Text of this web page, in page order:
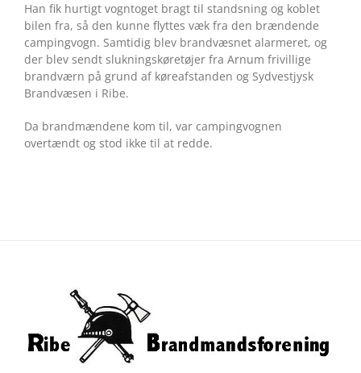
Han fik hurtigt vogntoget bragt til standsning og koblet
bilen fra, så den kunne flyttes væk fra den brændende
campingvogn. Samtidig blev brandvæsnet alarmeret, og
der blev sendt slukningskøretøjer fra Arnum frivillige
brandværn på grund af køreafstanden og Sydvestjysk
Brandvæsen i Ribe.
Da brandmændene kom til, var campingvognen
overtændt og stod ikke til at redde.